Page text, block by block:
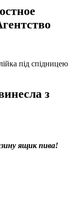
під спідницею
з
ящик пива!